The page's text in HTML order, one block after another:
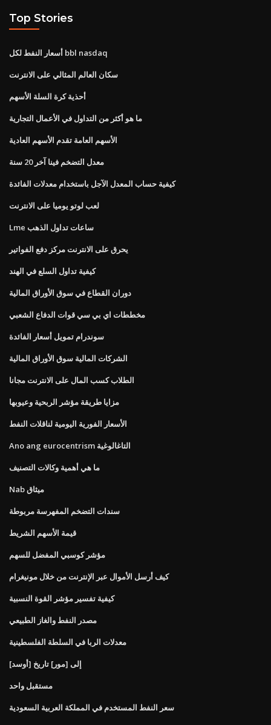
Top Stories
أسعار النفط لكل bbl nasdaq
سكان العالم المثالي على الانترنت
أحذية كرة السلة الأسهم
ما هو أكثر من التداول في الأعمال التجارية
الأسهم العامة تقدم الأسهم العادية
معدل التضخم فينا آخر 20 سنة
كيفية حساب المعدل الآجل باستخدام معدلات الفائدة
لعب لوتو يوميا على الانترنت
Lme ساعات تداول الذهب
يحرق على الانترنت مركز دفع الفواتير
كيفية تداول السلع في الهند
دوران القطاع في سوق الأوراق المالية
مخططات اي بي سي قوات الدفاع الشعبي
سوندرام تمويل أسعار الفائدة
الشركات المالية سوق الأوراق المالية
الطلاب كسب المال على الانترنت مجانا
مزايا طريقة مؤشر الربحية وعيوبها
الأسعار الفورية اليومية لناقلات النفط
Ano ang eurocentrism التاغالوغية
ما هي أهمية وكالات التصنيف
Nab ميثاق
سندات التضخم المفهرسة مربوطة
قيمة الأسهم الشريط
مؤشر كوسبي المفضل للسهم
كيف أرسل الأموال عبر الإنترنت من خلال مونيغرام
كيفية تفسير مؤشر القوة النسبية
مصدر النفط والغاز الطبيعي
معدلات الربا في السلطة الفلسطينية
[أوسد] إلى [مور] تاريخ
مستقبل واحد
سعر النفط المستخدم في المملكة العربية السعودية